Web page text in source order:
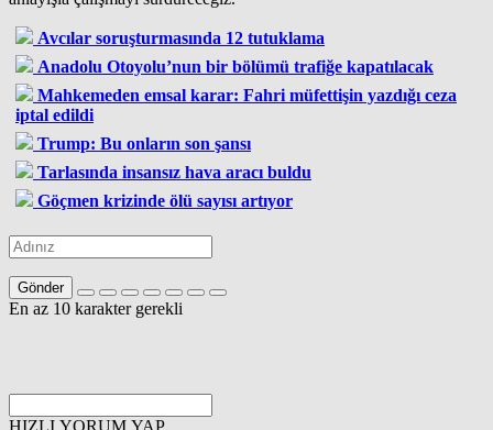
Avcılar soruşturmasında 12 tutuklama
Anadolu Otoyolu’nun bir bölümü trafiğe kapatılacak
Mahkemeden emsal karar: Fahri müfettişin yazdığı ceza
iptal edildi
Trump: Bu onların son şansı
Tarlasında insansız hava aracı buldu
Göçmen krizinde ölü sayısı artıyor
Gönder
En az 10 karakter gerekli
HIZLI YORUM YAP